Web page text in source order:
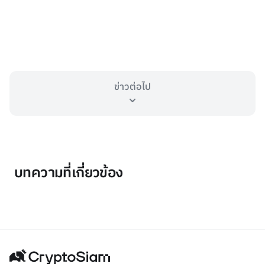
ข่าวต่อไป
บทความที่เกี่ยวข้อง